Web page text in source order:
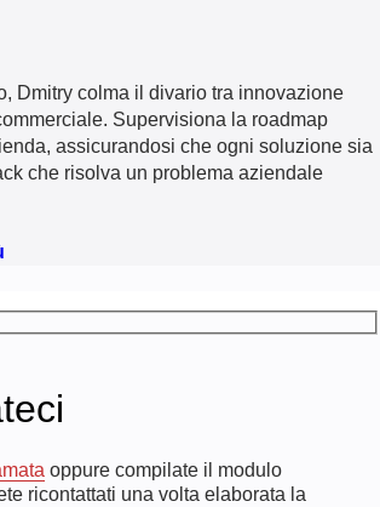
Dmitry colma il divario tra innovazione
Supervisiona la roadmap
assicurandosi che ogni soluzione sia
che risolva un problema aziendale
oppure compilate il modulo
ricontattati una volta elaborata la